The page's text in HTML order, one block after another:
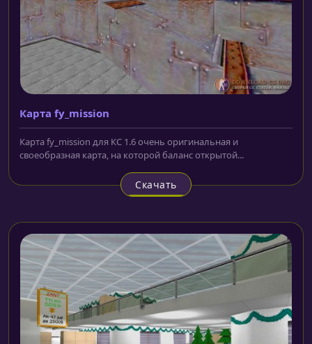
Карта fy_mission
Карта fy_mission для КС 1.6 очень оригинальная и
своеобразная карта, на которой баланс открытой...
Скачать